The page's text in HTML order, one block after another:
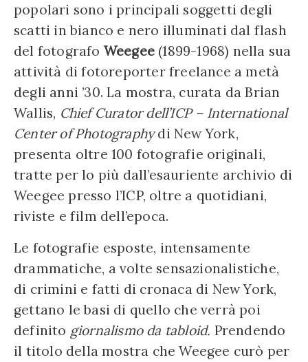
popolari sono i principali soggetti degli
scatti in bianco e nero illuminati dal flash
del fotografo Weegee (1899-1968) nella sua
attività di fotoreporter freelance a metà
degli anni ’30. La mostra, curata da Brian
Wallis, Chief Curator dell’ICP – International
Center of Photographydi New York,
presenta oltre 100 fotografie originali,
tratte per lo più dall’esauriente archivio di
Weegee presso l’ICP, oltre a quotidiani,
riviste e film dell’epoca.
Le fotografie esposte, intensamente
drammatiche, a volte sensazionalistiche,
di crimini e fatti di cronaca di New York,
gettano le basi di quello che verrà poi
definito giornalismo da tabloid. Prendendo
il titolo della mostra che Weegee curò per